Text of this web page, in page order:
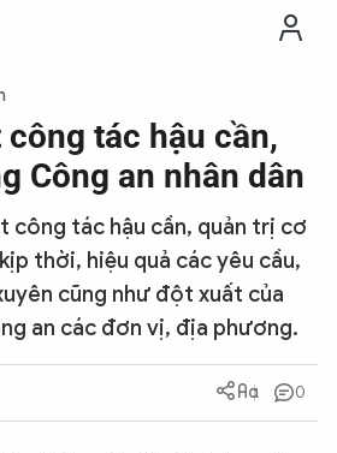
DÂN
tác hậu cần,
Công an nhân dân
công tác hậu cần, quản trị cơ
thời, hiệu quả các yêu cầu,
cũng như đột xuất của
an các đơn vị, địa phương.
0